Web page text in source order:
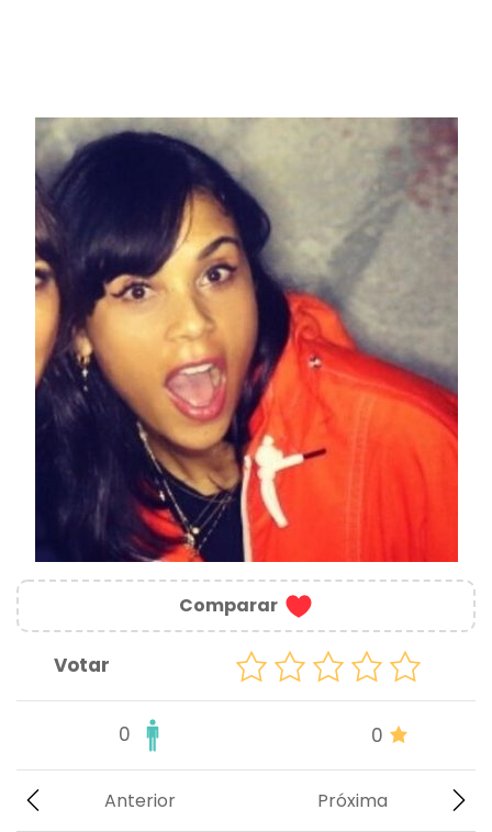
Comparar
Votar
0 0
Próxima
Anterior